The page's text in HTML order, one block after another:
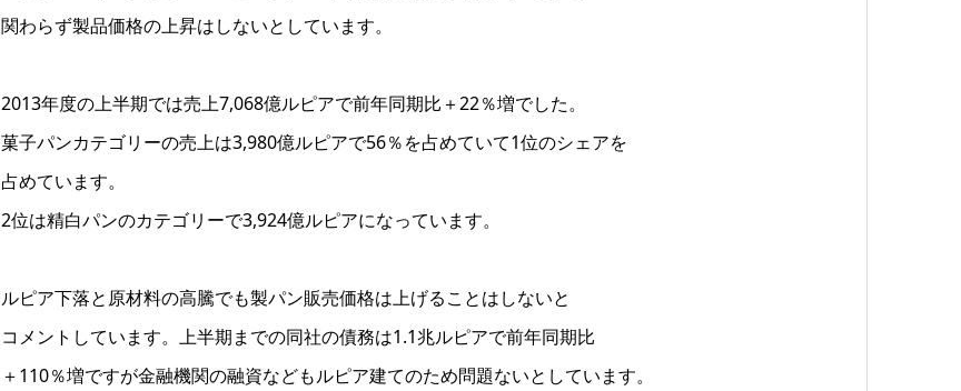
関わらず製品価格の上昇はしないとしています。
2013年度の上半期では売上7,068億ルピアで前年同期比＋22％増でした。
菓子パンカテゴリーの売上は3,980億ルピアで56％を占めていて1位のシェアを
占めています。
2位は精白パンのカテゴリーで3,924億ルピアになっています。
ルピア下落と原材料の高騰でも製パン販売価格は上げることはしないと
コメントしています。上半期までの同社の債務は1.1兆ルピアで前年同期比
＋110％増ですが金融機関の融資などもルピア建てのため問題ないとしています。